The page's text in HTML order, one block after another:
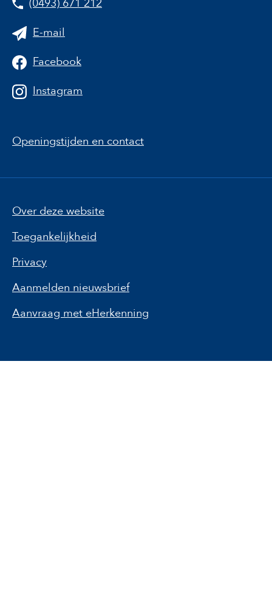
(0493) 671 212
E-mail
Facebook
Instagram
Openingstijden en contact
Over deze website
Toegankelijkheid
Privacy
Aanmelden nieuwsbrief
Aanvraag met eHerkenning